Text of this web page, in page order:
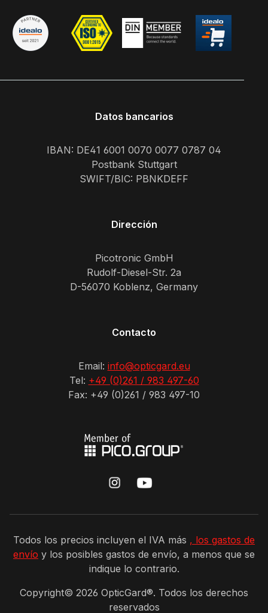
Datos bancarios
IBAN: DE41 6001 0070 0077 0787 04
Postbank Stuttgart
SWIFT/BIC: PBNKDEFF
Dirección
Picotronic GmbH
Rudolf-Diesel-Str. 2a
D-56070 Koblenz, Germany
Contacto
Email: info@opticgard.eu
Tel: +49 (0)261 / 983 497-60
Fax: +49 (0)261 / 983 497-10
Todos los precios incluyen el IVA más , los gastos de
envío y los posibles gastos de envío, a menos que se
indique lo contrario.
Copyright© 2026 OpticGard®. Todos los derechos
reservados